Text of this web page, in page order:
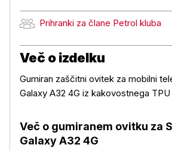
Prihranki za člane Petrol kluba
Prihranki za člane Petrol kluba
Več o izdelku
Gumiran zaščitni ovitek za mobilni
Galaxy A32 4G iz kakovostnega TPU
Več o gumiranem ovitku za
Galaxy A32 4G